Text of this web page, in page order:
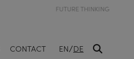
FUTURE THINKING
CONTACT EN/DE